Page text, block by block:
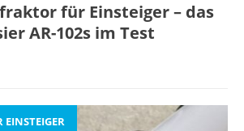
für Einsteiger – das
AR-102s im Test